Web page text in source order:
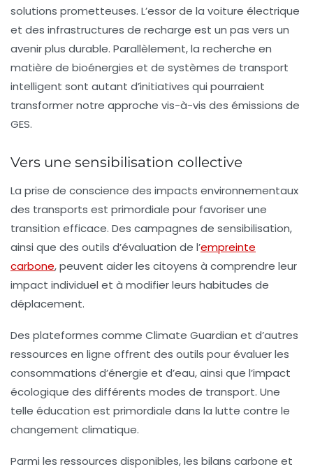
solutions prometteuses. L’essor de la voiture électrique
et des infrastructures de recharge est un pas vers un
avenir plus durable. Parallèlement, la recherche en
matière de bioénergies et de systèmes de transport
intelligent sont autant d’initiatives qui pourraient
transformer notre approche vis-à-vis des émissions de
GES.
Vers une sensibilisation collective
La prise de conscience des impacts environnementaux
des transports est primordiale pour favoriser une
transition efficace. Des campagnes de sensibilisation,
ainsi que des outils d’évaluation de l’empreinte
carbone, peuvent aider les citoyens à comprendre leur
impact individuel et à modifier leurs habitudes de
déplacement.
Des plateformes comme Climate Guardian et d’autres
ressources en ligne offrent des outils pour évaluer les
consommations d’énergie et d’eau, ainsi que l’impact
écologique des différents modes de transport. Une
telle éducation est primordiale dans la lutte contre le
changement climatique.
Parmi les ressources disponibles, les bilans carbone et